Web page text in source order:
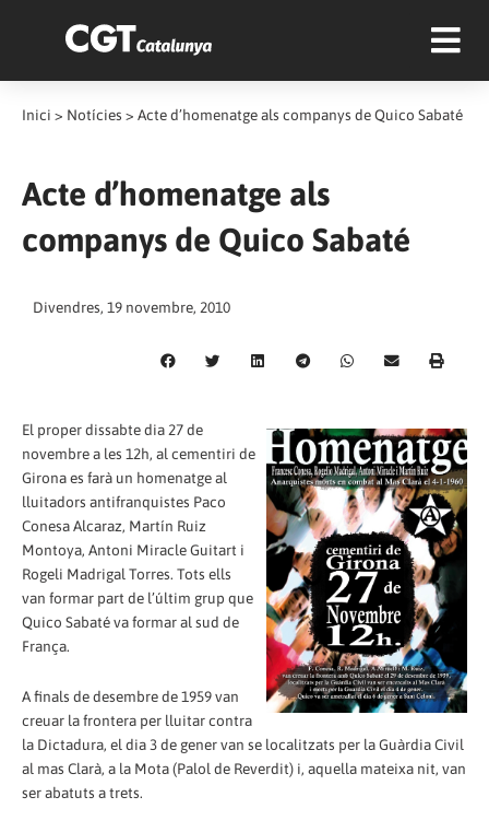
Inici > Notícies > Acte d’homenatge als companys de Quico Sabaté
Acte d’homenatge als
companys de Quico Sabaté
Divendres, 19 novembre, 2010
El proper dissabte dia 27 de
novembre a les 12h, al cementiri de
Girona es farà un homenatge al
lluitadors antifranquistes Paco
Conesa Alcaraz, Martín Ruiz
Montoya, Antoni Miracle Guitart i
Rogeli Madrigal Torres. Tots ells
van formar part de l’últim grup que
Quico Sabaté va formar al sud de
França.
A finals de desembre de 1959 van
creuar la frontera per lluitar contra
la Dictadura, el dia 3 de gener van se localitzats per la Guàrdia Civil
al mas Clarà, a la Mota (Palol de Reverdit) i, aquella mateixa nit, van
ser abatuts a trets.